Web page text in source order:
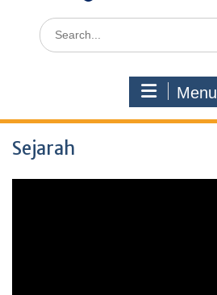
Search
for:
Menu
Sejarah